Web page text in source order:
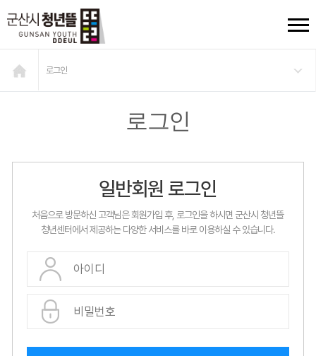
로그인
로그인
일반회원 로그인
처음으로 방문하신 고객님은 회원가입 후, 로그인을 하시면 군산시 청년뜰
청년센터에서 제공하는 다양한 서비스를 바로 이용하실 수 있습니다.